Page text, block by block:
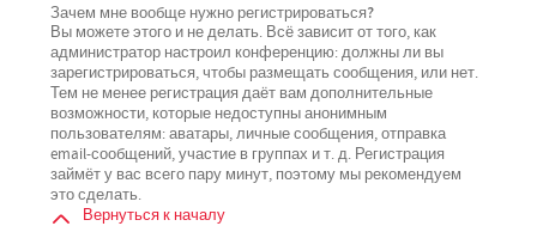
Зачем мне вообще нужно регистрироваться?
Вы можете этого и не делать. Всё зависит от того, как
администратор настроил конференцию: должны ли вы
зарегистрироваться, чтобы размещать сообщения, или нет.
Тем не менее регистрация даёт вам дополнительные
возможности, которые недоступны анонимным
пользователям: аватары, личные сообщения, отправка
email-сообщений, участие в группах и т. д. Регистрация
займёт у вас всего пару минут, поэтому мы рекомендуем
это сделать.
Вернуться к началу